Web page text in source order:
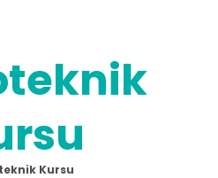
Kursu